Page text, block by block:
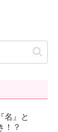
名』と
！？